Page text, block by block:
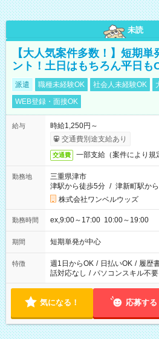
未読
【大人気案件多数！】短期
ント！土日はもちろん平日も
派遣 職種未経験OK 社会人未経験OK
WEB登録・面接OK
給与
時給1,250円～
交通費別途支給あり
交通費 一部支給（案件により規
勤務地
三重県津市
津駅から徒歩5分 / 津新町駅か
株式会社ワンベルウッズ
勤務時間 ex,9:00～17:00 10:00～19:00
期間 短期単発が中心
特徴 週1日からOK / 日払いOK / 履歴
話対応なし / パソコンスキル不要
気になる！ 応募する